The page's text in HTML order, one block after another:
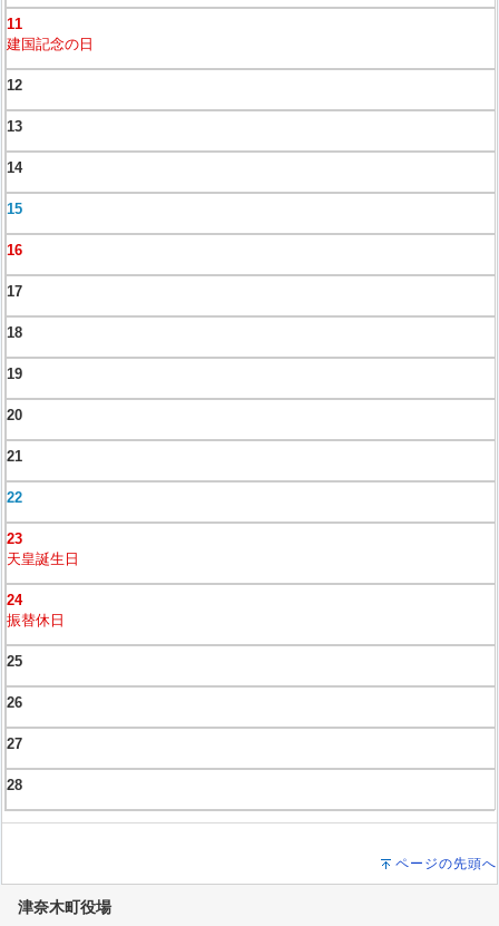
11
建国記念の日
12
13
14
15
16
17
18
19
20
21
22
23
天皇誕生日
24
振替休日
25
26
27
28
ページの先頭へ
津奈木町役場